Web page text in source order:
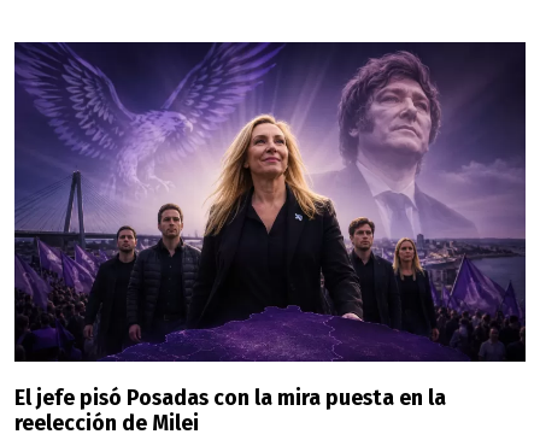
El jefe pisó Posadas con la mira puesta en la
reelección de Milei